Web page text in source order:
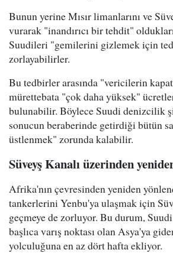
Bunun yerine Mısır limanlarını ve
vurarak "inandırıcı bir tehdit"
Suudileri "gemilerini gizlemek için
zorlayabilirler.
Bu tedbirler arasında "vericilerin
mürettebata "çok daha yüksek"
bulunabilir. Böylece Suudi denizcilik
sonucun beraberinde getirdiği bütün
üstlenmek" zorunda kalabilir.
Süveyş Kanalı üzerinden
Afrika'nın çevresinden yeniden
tankerlerini Yenbu'ya ulaşmak için
geçmeye de zorluyor. Bu durum,
başlıca varış noktası olan Asya'ya
yolculuğuna en az dört hafta ekliyor.